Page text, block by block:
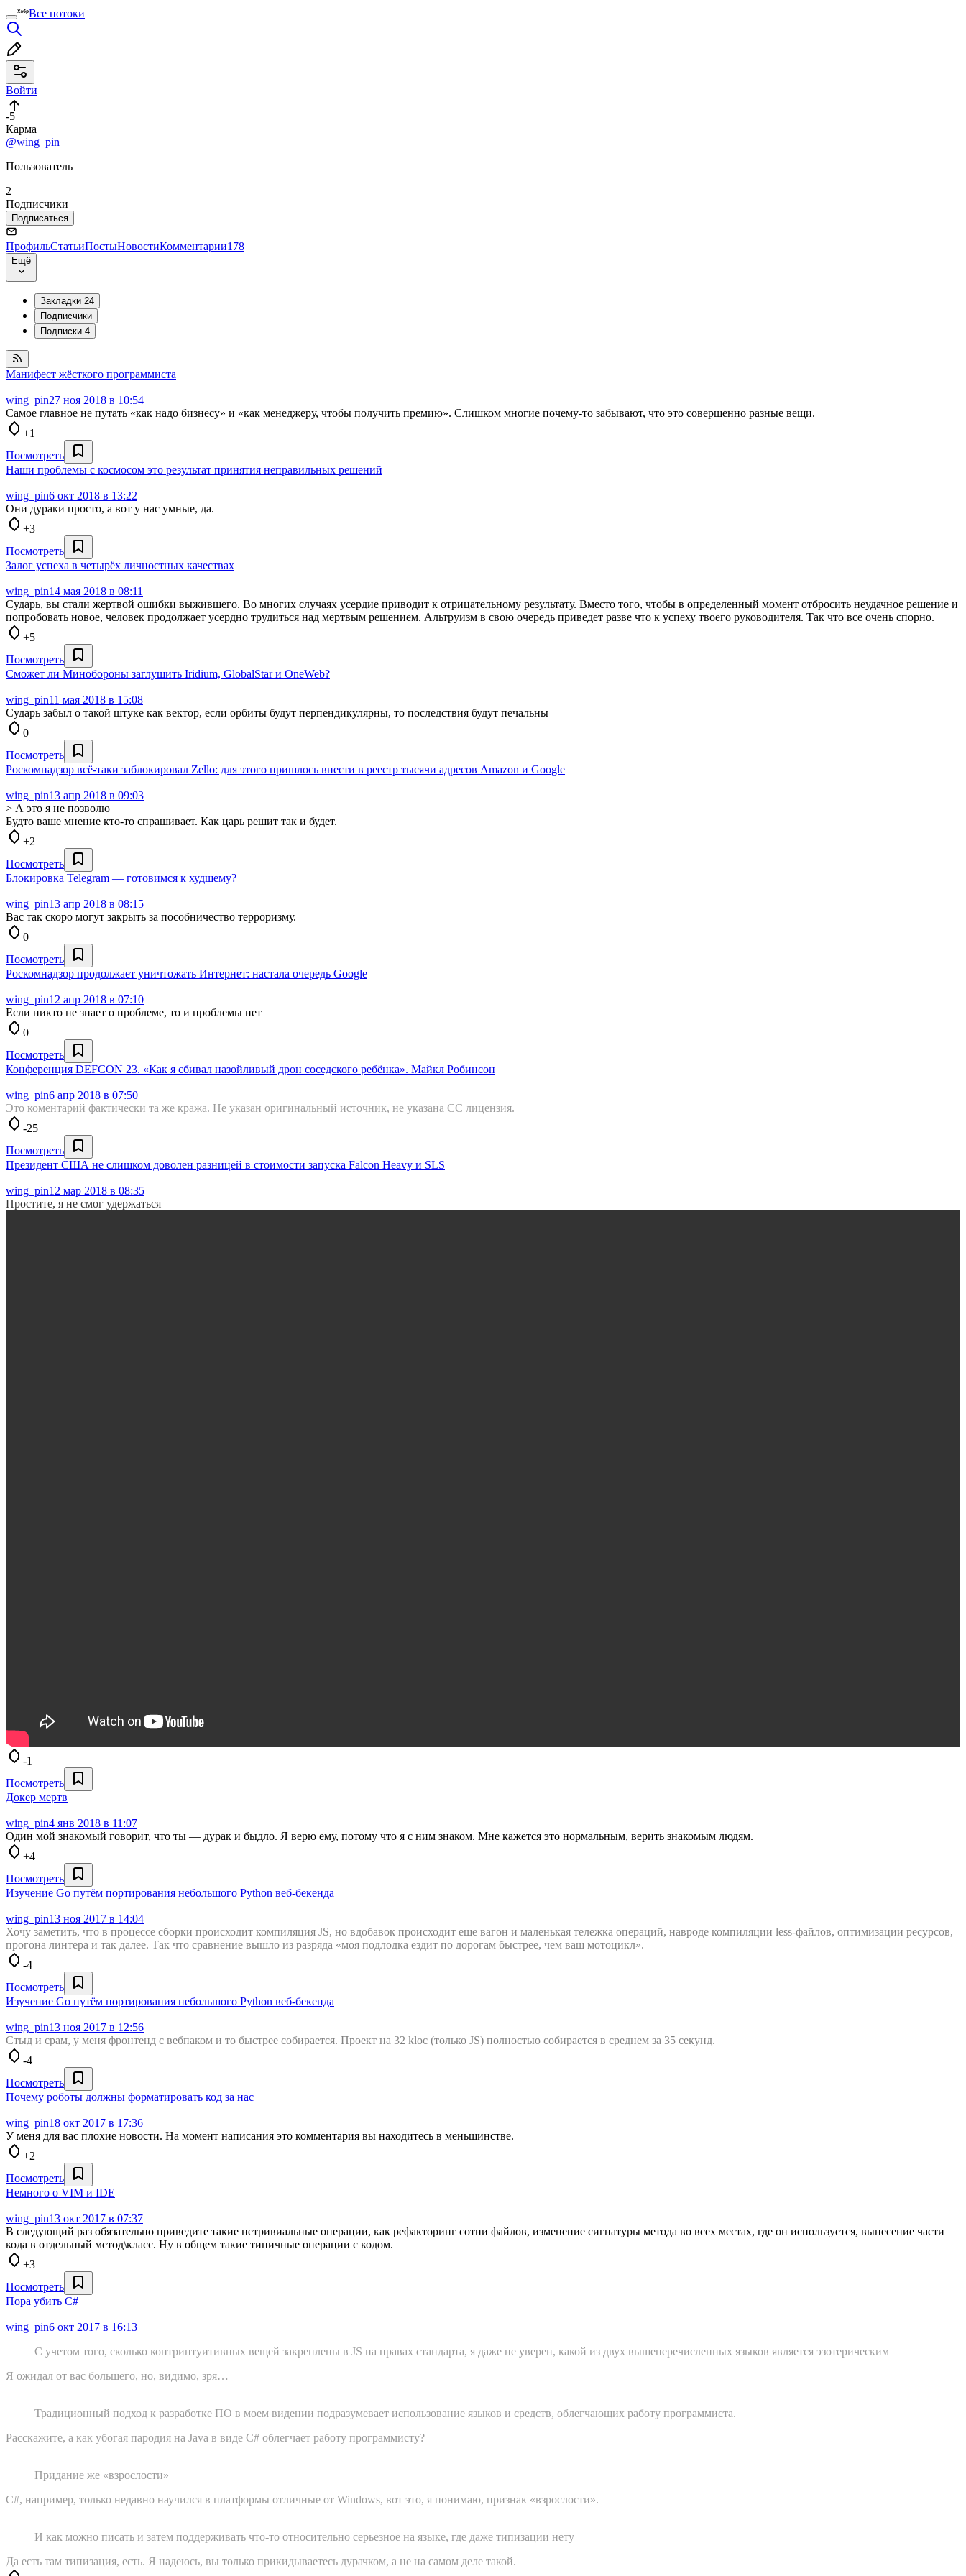
Все потоки
Войти
-5
Карма
@wing_pin
Пользователь
2
Подписчики
Подписаться
ПрофильСтатьиПостыНовостиКомментарии178
Ещё
Закладки 24
Подписчики
Подписки 4
Манифест жёсткого программиста
wing_pin27 ноя 2018 в 10:54
Самое главное не путать «как надо бизнесу» и «как менеджеру, чтобы получить премию». Слишком многие почему-то забывают, что это совершенно разные вещи.
+1
Посмотреть
Наши проблемы с космосом это результат принятия неправильных решений
wing_pin6 окт 2018 в 13:22
Они дураки просто, а вот у нас умные, да.
+3
Посмотреть
Залог успеха в четырёх личностных качествах
wing_pin14 мая 2018 в 08:11
Сударь, вы стали жертвой ошибки выжившего. Во многих случаях усердие приводит к отрицательному результату. Вместо того, чтобы в определенный момент отбросить неудачное решение и
попробовать новое, человек продолжает усердно трудиться над мертвым решением. Альтруизм в свою очередь приведет разве что к успеху твоего руководителя. Так что все очень спорно.
+5
Посмотреть
Сможет ли Минобороны заглушить Iridium, GlobalStar и OneWeb?
wing_pin11 мая 2018 в 15:08
Сударь забыл о такой штуке как вектор, если орбиты будут перпендикулярны, то последствия будут печальны
0
Посмотреть
Роскомнадзор всё-таки заблокировал Zello: для этого пришлось внести в реестр тысячи адресов Amazon и Google
wing_pin13 апр 2018 в 09:03
> А это я не позволю
Будто ваше мнение кто-то спрашивает. Как царь решит так и будет.
+2
Посмотреть
Блокировка Telegram — готовимся к худшему?
wing_pin13 апр 2018 в 08:15
Вас так скоро могут закрыть за пособничество терроризму.
0
Посмотреть
Роскомнадзор продолжает уничтожать Интернет: настала очередь Google
wing_pin12 апр 2018 в 07:10
Если никто не знает о проблеме, то и проблемы нет
0
Посмотреть
Конференция DEFCON 23. «Как я сбивал назойливый дрон соседского ребёнка». Майкл Робинсон
wing_pin6 апр 2018 в 07:50
Это коментарий фактически та же кража. Не указан оригинальный источник, не указана СС лицензия.
-25
Посмотреть
Президент США не слишком доволен разницей в стоимости запуска Falcon Heavy и SLS
wing_pin12 мар 2018 в 08:35
Простите, я не смог удержаться
-1
Посмотреть
Докер мертв
wing_pin4 янв 2018 в 11:07
Один мой знакомый говорит, что ты — дурак и быдло. Я верю ему, потому что я с ним знаком. Мне кажется это нормальным, верить знакомым людям.
+4
Посмотреть
Изучение Go путём портирования небольшого Python веб-бекенда
wing_pin13 ноя 2017 в 14:04
Хочу заметить, что в процессе сборки происходит компиляция JS, но вдобавок происходит еще вагон и маленькая тележка операций, навроде компиляции less-файлов, оптимизации ресурсов,
прогона линтера и так далее. Так что сравнение вышло из разряда «моя подлодка ездит по дорогам быстрее, чем ваш мотоцикл».
-4
Посмотреть
Изучение Go путём портирования небольшого Python веб-бекенда
wing_pin13 ноя 2017 в 12:56
Стыд и срам, у меня фронтенд c вебпаком и то быстрее собирается. Проект на 32 kloc (только JS) полностью собирается в среднем за 35 секунд.
-4
Посмотреть
Почему роботы должны форматировать код за нас
wing_pin18 окт 2017 в 17:36
У меня для вас плохие новости. На момент написания это комментария вы находитесь в меньшинстве.
+2
Посмотреть
Немного о VIM и IDE
wing_pin13 окт 2017 в 07:37
В следующий раз обязательно приведите такие нетривиальные операции, как рефакторинг сотни файлов, изменение сигнатуры метода во всех местах, где он используется, вынесение части
кода в отдельный метод\класс. Ну в общем такие типичные операции с кодом.
+3
Посмотреть
Пора убить C#
wing_pin6 окт 2017 в 16:13
С учетом того, сколько контринтуитивных вещей закреплены в JS на правах стандарта, я даже не уверен, какой из двух вышеперечисленных языков является эзотерическим
Я ожидал от вас большего, но, видимо, зря…
Традиционный подход к разработке ПО в моем видении подразумевает использование языков и средств, облегчающих работу программиста.
Расскажите, а как убогая пародия на Java в виде C# облегчает работу программисту?
Придание же «взрослости»
C#, например, только недавно научился в платформы отличные от Windows, вот это, я понимаю, признак «взрослости».
И как можно писать и затем поддерживать что-то относительно серьезное на языке, где даже типизации нету
Да есть там типизация, есть. Я надеюсь, вы только прикидываетесь дурачком, а не на самом деле такой.